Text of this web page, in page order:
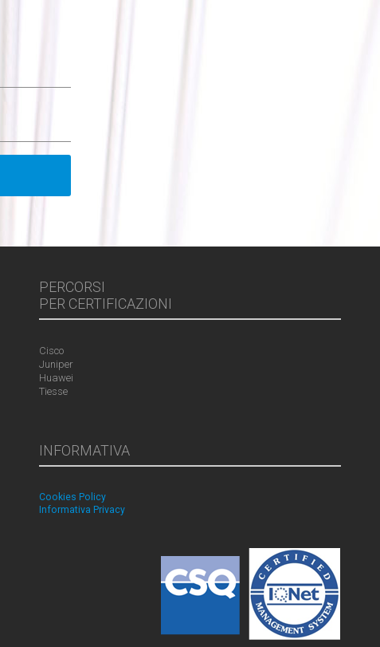
PERCORSI
PER CERTIFICAZIONI
Cisco
Juniper
Huawei
Tiesse
INFORMATIVA
Cookies Policy
Informativa Privacy